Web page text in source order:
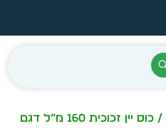
/ כוס יין זכוכית 160 מ”ל דגם